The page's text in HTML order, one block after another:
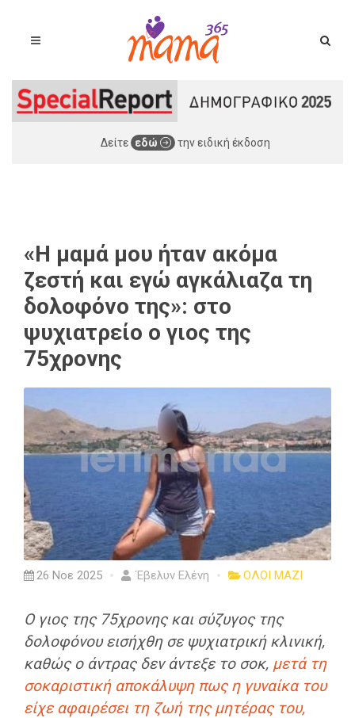
Δείτε εδώ την ειδική έκδοση
«Η μαμά μου ήταν ακόμα
ζεστή και εγώ αγκάλιαζα τη
δολοφόνο της»: στο
ψυχιατρείο ο γιος της
75χρονης
26 Νοε 2025 Έβελυν Ελένη ΟΛΟΙ ΜΑΖΙ
Ο γιος της 75χρονης και σύζυγος της
δολοφόνου εισήχθη σε ψυχιατρική κλινική,
καθώς ο άντρας δεν άντεξε το σοκ, μετά τη
σοκαριστική αποκάλυψη πως η γυναίκα του
είχε αφαιρέσει τη ζωή της μητέρας του,